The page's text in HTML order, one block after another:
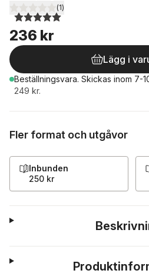
5,0utav 5 stjärnor. Totalt antal röster:
(1)
236 kr
Lägg i
Beställningsvara. Skickas inom 7-
249 kr.
Fler format och utgåvor
Inbunden
250 kr